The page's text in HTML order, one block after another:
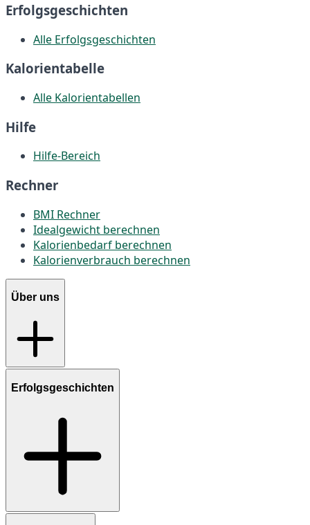
Erfolgsgeschichten
Alle Erfolgsgeschichten
Kalorientabelle
Alle Kalorientabellen
Hilfe
Hilfe-Bereich
Rechner
BMI Rechner
Idealgewicht berechnen
Kalorienbedarf berechnen
Kalorienverbrauch berechnen
Über uns
Erfolgsgeschichten